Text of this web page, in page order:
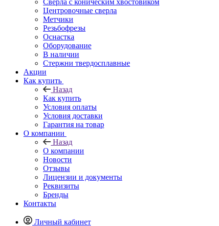
Сверла с коническим хвостовиком
Центровочные сверла
Метчики
Резьбофрезы
Оснастка
Оборудование
В наличии
Стержни твердосплавные
Акции
Как купить
Назад
Как купить
Условия оплаты
Условия доставки
Гарантия на товар
О компании
Назад
О компании
Новости
Отзывы
Лицензии и документы
Реквизиты
Бренды
Контакты
Личный кабинет